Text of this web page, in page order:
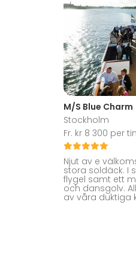
M/S Blue Charm
Stockholm
Fr. kr 8 300 per
Njut av e
stora soldäck. I
flygel samt ett
och dansgolv.
av våra duktiga